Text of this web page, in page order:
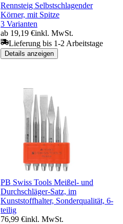
Rennsteig Selbstschlagender
Körner, mit Spitze
3 Varianten
ab 19,19 €inkl. MwSt.
Lieferung bis 1-2 Arbeitstage
Details anzeigen
PB Swiss Tools Meißel- und
Durchschläger-Satz, im
Kunststoffhalter, Sonderqualität, 6-
teilig
76,99 €inkl. MwSt.